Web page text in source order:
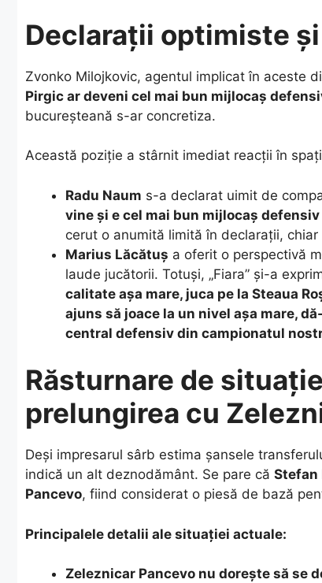
Declarații optimiste
​Zvonko Milojkovic, agentul implicat în aceste
Pirgic ar deveni cel mai bun mijlocaș
bucureșteană s-ar concretiza.
​Această poziție a stârnit imediat reacții în
Radu Naum s-a declarat uimit de
vine și e cel mai bun mijlocaș
cerut o anumită limită în declarații,
Marius Lăcătuș a oferit o perspectivă
laude jucătorii. Totuși, „Fiara” și-a
calitate așa mare, juca pe la Steaua
ajuns să joace la un nivel așa mare,
central defensiv din campionatul
Răsturnare de
prelungirea cu
​Deși impresarul sârb estima șansele
indică un alt deznodământ. Se pare că Stefan
Pancevo, fiind considerat o piesă de bază
Principalele detalii ale situației actuale:
Zeleznicar Pancevo nu dorește să se